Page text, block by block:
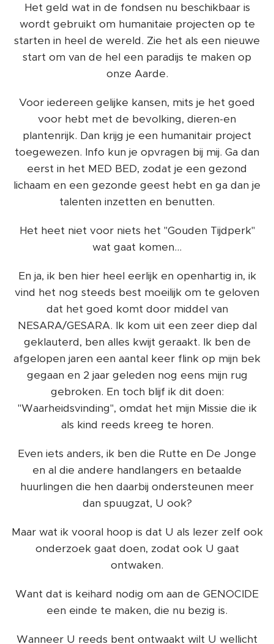
Het geld wat in de fondsen nu beschikbaar is
wordt gebruikt om humanitaie projecten op te
starten in heel de wereld. Zie het als een nieuwe
start om van de hel een paradijs te maken op
onze Aarde.
Voor iedereen gelijke kansen, mits je het goed
voor hebt met de bevolking, dieren-en
plantenrijk. Dan krijg je een humanitair project
toegewezen. Info kun je opvragen bij mij. Ga dan
eerst in het MED BED, zodat je een gezond
lichaam en een gezonde geest hebt en ga dan je
talenten inzetten en benutten.
Het heet niet voor niets het "Gouden Tijdperk"
wat gaat komen...
En ja, ik ben hier heel eerlijk en openhartig in, ik
vind het nog steeds best moeilijk om te geloven
dat het goed komt door middel van
NESARA/GESARA. Ik kom uit een zeer diep dal
geklauterd, ben alles kwijt geraakt. Ik ben de
afgelopen jaren een aantal keer flink op mijn bek
gegaan en 2 jaar geleden nog eens mijn rug
gebroken. En toch blijf ik dit doen:
"Waarheidsvinding", omdat het mijn Missie die ik
als kind reeds kreeg te horen.
Even iets anders, ik ben die Rutte en De Jonge
en al die andere handlangers en betaalde
huurlingen die hen daarbij ondersteunen meer
dan spuugzat, U ook?
Maar wat ik vooral hoop is dat U als lezer zelf ook
onderzoek gaat doen, zodat ook U gaat
ontwaken.
Want dat is keihard nodig om aan de GENOCIDE
een einde te maken, die nu bezig is.
Wanneer U reeds bent ontwaakt wilt U wellicht